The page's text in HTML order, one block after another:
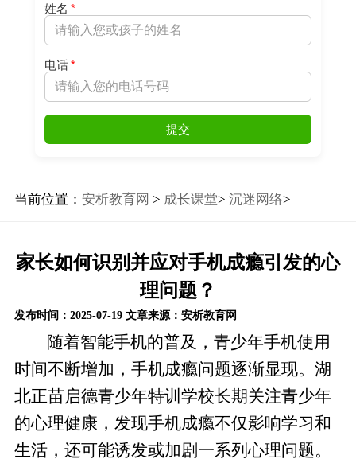
姓名 *
电话*
提交
当前位置： 安析教育网 > 成长课堂> 沉迷网络>
家长如何识别并应对手机成瘾引发的心
理问题？
发布时间：2025-07-19 文章来源：安析教育网
随着智能手机的普及，青少年手机使用
时间不断增加，手机成瘾问题逐渐显现。湖
北正苗启德青少年特训学校长期关注青少年
的心理健康，发现手机成瘾不仅影响学习和
生活，还可能诱发或加剧一系列心理问题。